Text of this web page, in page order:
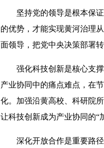
坚持党的领导是根本保证
的优势，才能实现黄河治理
面领导，把党中央决策部署
强化科技创新是核心支撑
产业协同中的痛点难点，在
化。加强沿黄高校、科研院
让科技创新成为产业协同的“
深化开放合作是重要路径